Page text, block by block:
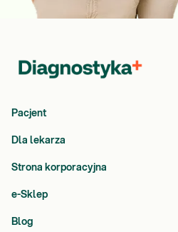
Pacjent
Dla lekarza
Strona korporacyjna
e-Sklep
Blog